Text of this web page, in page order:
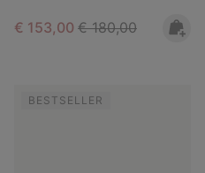
Sale price:
€ 153,00 Regular price:
€ 180,00
BESTSELLER